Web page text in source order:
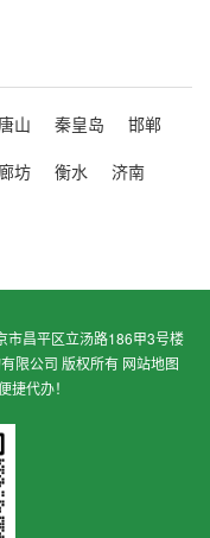
唐山 秦皇岛
邯郸
廊坊 衡水
济南
市昌平区立汤路186甲3号楼
限公司 版权所有 网站地图
捷代办！